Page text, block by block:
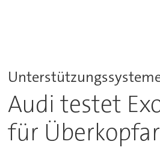
Audi testet
für